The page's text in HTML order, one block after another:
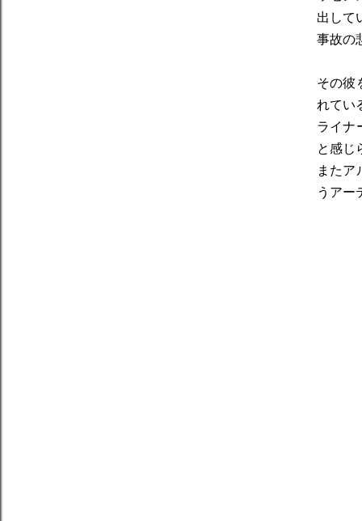
出して
事故の
その彼
れてい
ライナ
と感じ
またア
うアー